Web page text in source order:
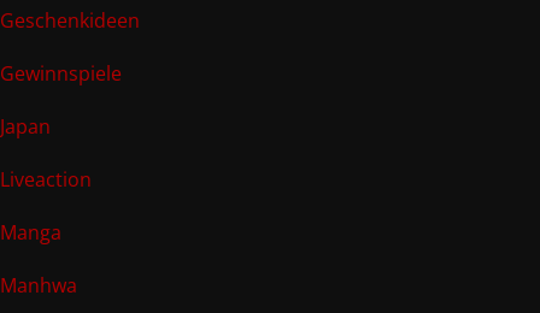
Geschenkideen
Gewinnspiele
Japan
Liveaction
Manga
Manhwa